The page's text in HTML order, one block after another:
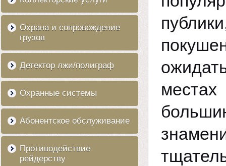
Охрана и сопровождение
грузов
Детектор лжи/полиграф
Охранные системы
Абонентское обслуживание
Противодействие
рейдерству